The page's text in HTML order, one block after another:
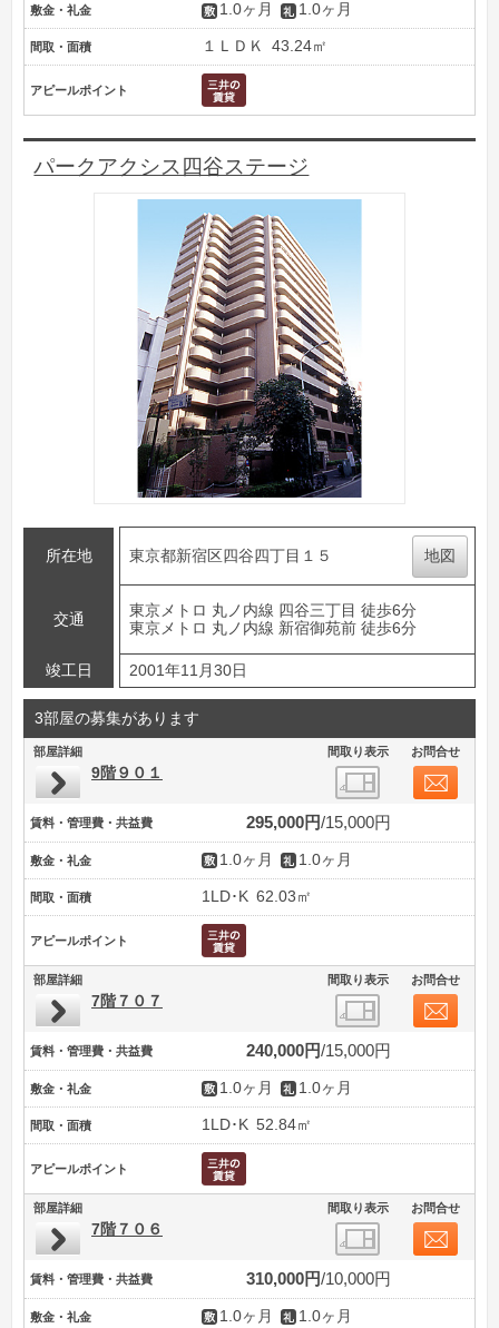
敷金・礼金 1.0ヶ月 1.0ヶ月
間取・面積 １ＬＤＫ 43.24㎡
アピールポイント
パークアクシス四谷ステージ
所在地 東京都新宿区四谷四丁目１５ 地図
交通
東京メトロ 丸ノ内線 四谷三丁目 徒歩6分
東京メトロ 丸ノ内線 新宿御苑前 徒歩6分
竣工日 2001年11月30日
3部屋の募集があります
部屋詳細 間取り表示 お問合せ
9階９０１
賃料・管理費・共益費 295,000円 15,000円
敷金・礼金 1.0ヶ月 1.0ヶ月
間取・面積 1LD･K 62.03㎡
アピールポイント
部屋詳細 間取り表示 お問合せ
7階７０７
賃料・管理費・共益費 240,000円 15,000円
敷金・礼金 1.0ヶ月 1.0ヶ月
間取・面積 1LD･K 52.84㎡
アピールポイント
部屋詳細 間取り表示 お問合せ
7階７０６
賃料・管理費・共益費 310,000円 10,000円
敷金・礼金 1.0ヶ月 1.0ヶ月